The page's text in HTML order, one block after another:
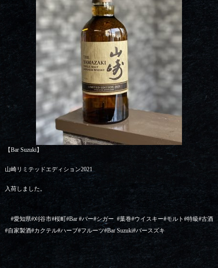
【Bar Suzuki】
山崎リミテッドエディション2021
入荷しました。
#愛知県#刈谷市#桜町#Bar #バー#シガー #葉巻#ウイスキー#モルト #特級#古酒
#自家製酒#カクテル#ハーブ#フルーツ#Bar Suzuki#バースズキ